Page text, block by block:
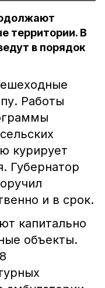
территории. В
в порядок
Работы
курирует
Губернатор
и в срок.
капитально
объекты.